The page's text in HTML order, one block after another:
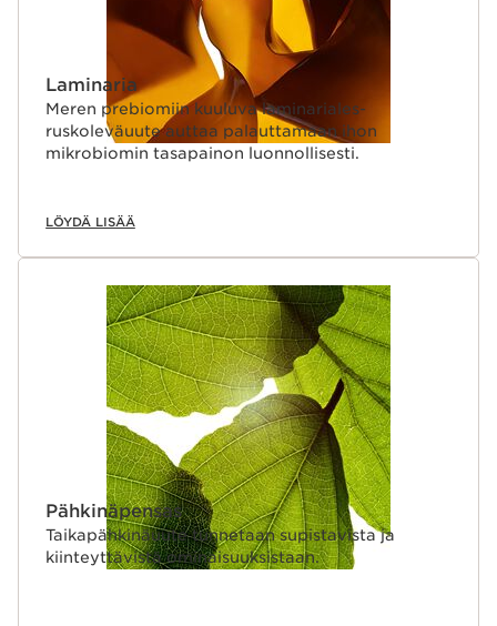
Laminaria
Meren prebiomiin kuuluva laminariales-
ruskoleväuute auttaa palauttamaan ihon
mikrobiomin tasapainon luonnollisesti.
LÖYDÄ LISÄÄ
Pähkinäpensas
Taikapähkinäuute tunnetaan supistavista ja
kiinteyttävistä ominaisuuksistaan.